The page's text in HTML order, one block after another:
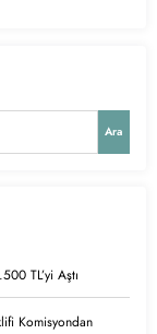
Ara
TL’yi Aştı
Komisyondan